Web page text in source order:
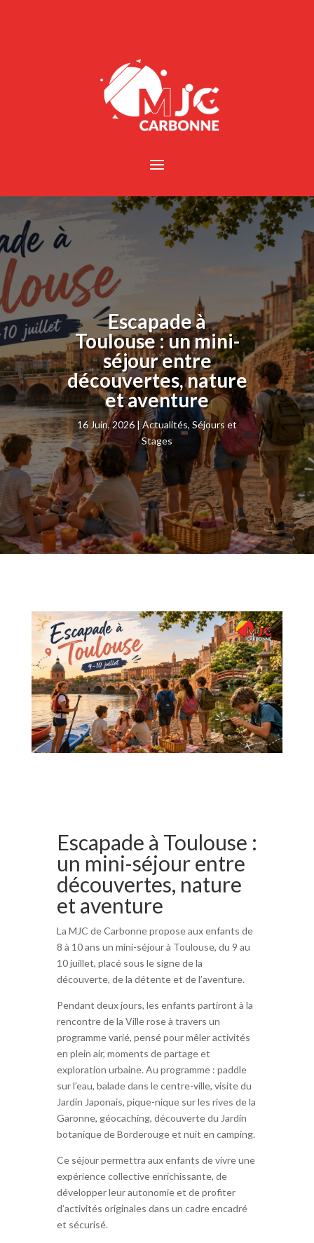
Escapade à
Toulouse : un mini-
séjour entre
découvertes, nature
et aventure
16 Juin, 2026 Actualités, Séjours et
Stages
Escapade à Toulouse :
un mini-séjour entre
découvertes, nature
et aventure
La MJC de Carbonne propose aux enfants de
8 à 10 ans un mini-séjour à Toulouse, du 9 au
10 juillet, placé sous le signe de la
découverte, de la détente et de l’aventure.
Pendant deux jours, les enfants partiront à la
rencontre de la Ville rose à travers un
programme varié, pensé pour mêler activités
en plein air, moments de partage et
exploration urbaine. Au programme : paddle
sur l’eau, balade dans le centre-ville, visite du
Jardin Japonais, pique-nique sur les rives de la
Garonne, géocaching, découverte du Jardin
botanique de Borderouge et nuit en camping.
Ce séjour permettra aux enfants de vivre une
expérience collective enrichissante, de
développer leur autonomie et de profiter
d’activités originales dans un cadre encadré
et sécurisé.